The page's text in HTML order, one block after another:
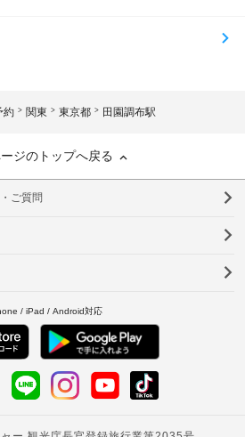
約 関東 東京都 田園調布駅
ジのトップへ戻る